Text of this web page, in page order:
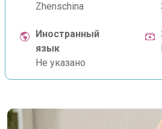
Zhenschina
Иностранный
язык
Не указано